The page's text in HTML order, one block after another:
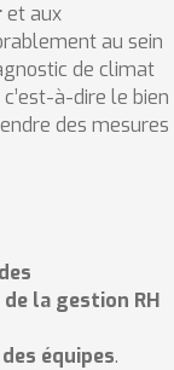
et aux
au sein
de climat
c’est-à-dire le bien
des mesures
la gestion RH
équipes.